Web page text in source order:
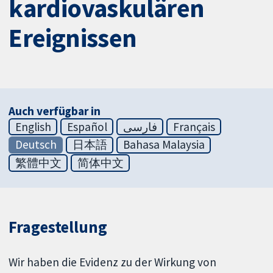
kardiovaskulären
Ereignissen
Auch verfügbar in
English
Español فارسی
Français
Deutsch
日本語
Bahasa Malaysia
繁體中文
简体中文
Fragestellung
Wir haben die Evidenz zu der Wirkung von